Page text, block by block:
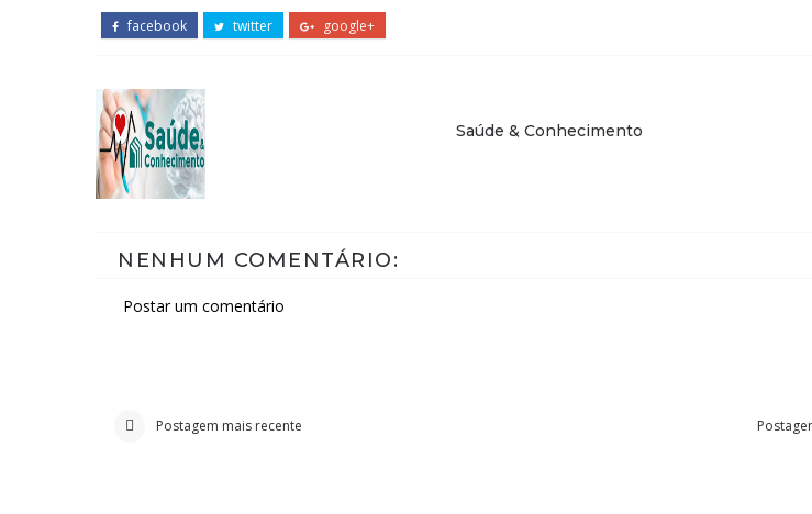
facebook twitter google+
Saúde & Conhecimento
NENHUM COMENTÁRIO:
Postar um comentário
Postagem mais recente